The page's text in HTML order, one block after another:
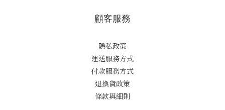
顧客服務
隱私政策
運送服務方式
付款服務方式
退換貨政策
條款與細則